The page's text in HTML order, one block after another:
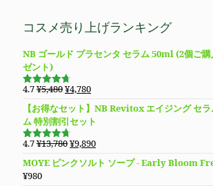
し
で
格
¥5,480
し
た。
価
は
す。
コスメ売り上げランキング
NB ゴールド プラセンタ セラム 50ml (2個ご購
ゼント)
5段階で
価
4.7¥5,480元
価
格
は
で
¥4,780現
の
価
格
¥4,780
【お得なセット】NB Revitox エイジング セ
ム 特別割引セット
5段階で
価
4.7¥13,780元
価
¥9,890現
の
MOYE ピンクソルト ソープ - Early Bloom
¥980